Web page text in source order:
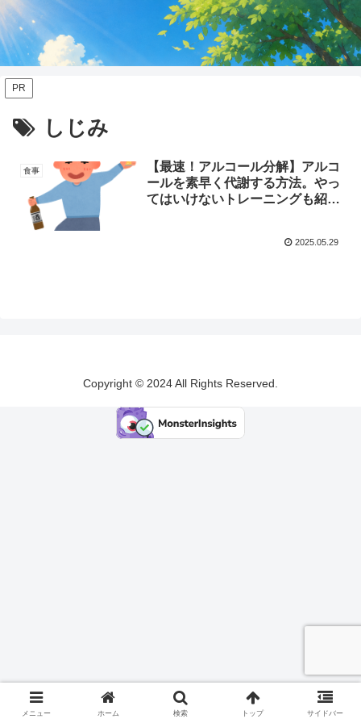
PR
しじみ
食事
【最速！アルコール分解】アルコ
ールを素早く代謝する方法。やっ
てはいけないトレーニングも紹
2025.05.29
Copyright © 2024 All Rights Reserved.
メニュー ホーム 検索 トップ サイドバー